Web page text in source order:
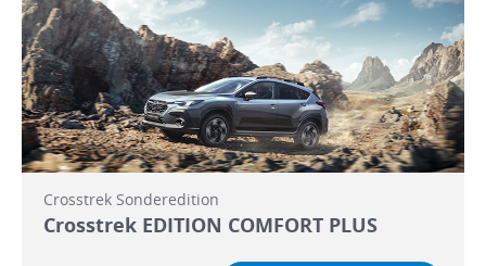
Crosstrek Sonderedition
Crosstrek EDITION COMFORT PLUS